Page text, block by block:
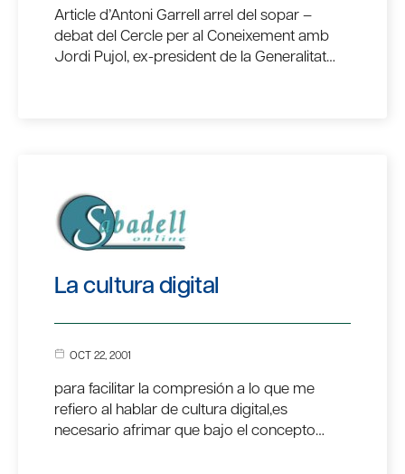
Article d’Antoni Garrell arrel del sopar –
debat del Cercle per al Coneixement amb
Jordi Pujol, ex-president de la Generalitat…
La cultura digital
OCT 22, 2001
para facilitar la compresión a lo que me
refiero al hablar de cultura digital,es
necesario afrimar que bajo el concepto…